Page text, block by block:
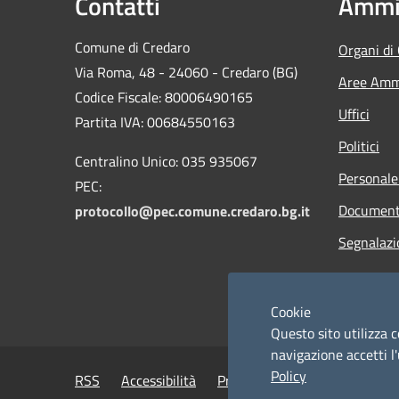
Comune di Credaro
Via Roma, 48 - 24060 - Credaro (BG)
Codice Fiscale: 80006490165
Partita IVA: 00684550163
Centralino Unico: 035 935067
PEC:
protocollo@pec.comune.credaro.bg.it
Organi di
Aree
Uffici
Politici
RSS Accessibilità Privacy Cookie
Cookie
Questo sito utilizza
navigazione accetti
Policy